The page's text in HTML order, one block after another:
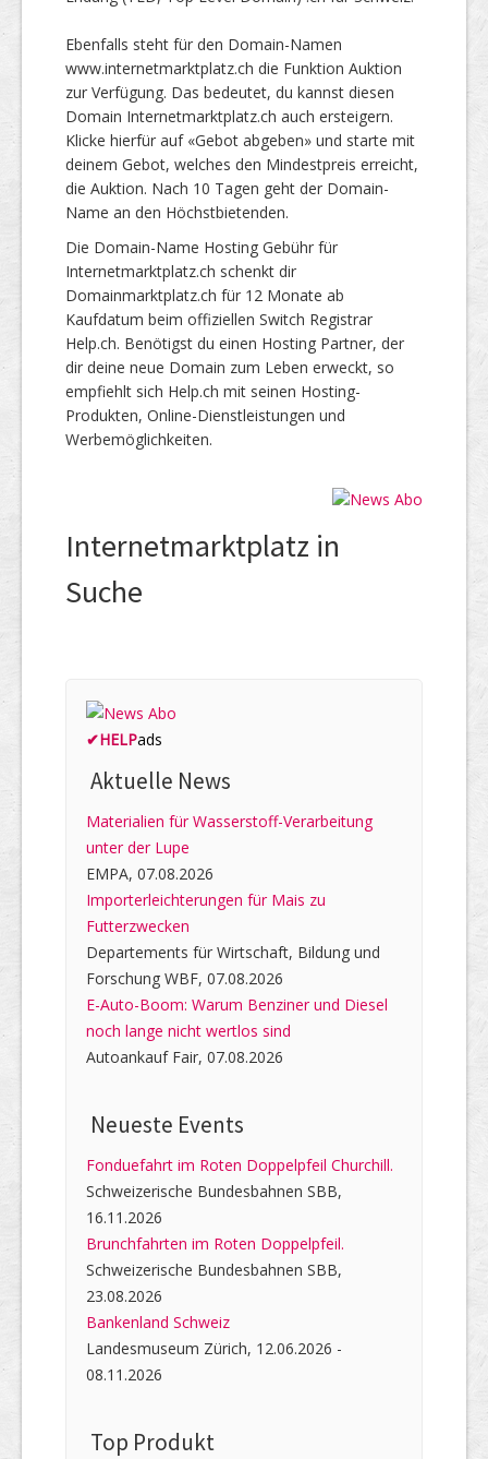
Ebenfalls steht für den Domain-Namen
www.internetmarktplatz.ch die Funktion Auktion
zur Verfügung. Das bedeutet, du kannst diesen
Domain Internetmarktplatz.ch auch ersteigern.
Klicke hierfür auf «Gebot abgeben» und starte mit
deinem Gebot, welches den Mindestpreis erreicht,
die Auktion. Nach 10 Tagen geht der Domain-
Name an den Höchstbietenden.
Die Domain-Name Hosting Gebühr für
Internetmarktplatz.ch schenkt dir
Domainmarktplatz.ch für 12 Monate ab
Kaufdatum beim offiziellen Switch Registrar
Help.ch. Benötigst du einen Hosting Partner, der
dir deine neue Domain zum Leben erweckt, so
empfiehlt sich Help.ch mit seinen Hosting-
Produkten, Online-Dienstleistungen und
Werbemöglichkeiten.
Internetmarktplatz in
Suche
✔HELPads
Aktuelle News
Materialien für Wasserstoff-Verarbeitung
unter der Lupe
EMPA, 07.08.2026
Importerleichterungen für Mais zu
Futterzwecken
Departements für Wirtschaft, Bildung und
Forschung WBF, 07.08.2026
E-Auto-Boom: Warum Benziner und Diesel
noch lange nicht wertlos sind
Autoankauf Fair, 07.08.2026
Neueste Events
Fonduefahrt im Roten Doppelpfeil Churchill.
Schweizerische Bundesbahnen SBB,
16.11.2026
Brunchfahrten im Roten Doppelpfeil.
Schweizerische Bundesbahnen SBB,
23.08.2026
Bankenland Schweiz
Landesmuseum Zürich, 12.06.2026 -
08.11.2026
Top Produkt